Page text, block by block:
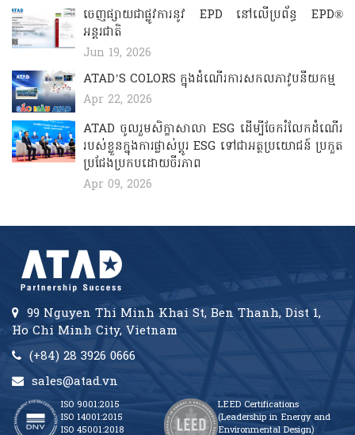
ចេញផ្សាយជាផ្លូវការនូវ EPD នៅលើប្រព័ន្ធ EPD®
អន្តរជាតិ
Jun 19, 2026
ATAD’S COLORS ​​​ក្នុងដំណើរការសកលភាវូបនីយកម្ម
Apr 22, 2026
ATAD ចូលរួមសិក្ខាសាលា ESG ដើម្បីចែករំលែកដំណើរ
របស់ខ្លួនក្នុងការផ្លាស់ប្តូរ ESG ទៅជាអត្ថប្រយោជន៍ ប្រកួត
ប្រជែងប្រកបដោយចីរភាព
Apr 09, 2026
99 Nguyen Thi Minh Khai St, Ben Thanh, Dist 1,
Ho Chi Minh City, Vietnam
(+84) 28 3926 0666
sales@atad.vn
ISO 9001:2015
ISO 14001:2015
ISO 45001:2018
LEED Certifications
(Leadership in Energy and
Environmental Design)